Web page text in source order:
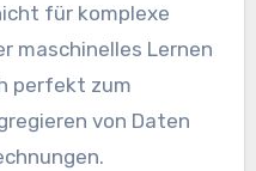
für komplexe
maschinelles Lernen
perfekt zum
von Daten